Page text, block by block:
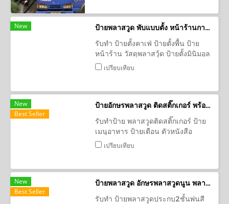
New
ป้ายพลาสวูด พับแบบตั้ง หน้าร้านกาแฟ ป้ายหน้าร้านคาเฟ่ ป้ายเมนูร้านอาหาร
รับทำ ป้ายตั้งคาเฟ่ ป้ายตั้งพื้น ป้าย
หน้าร้าน วัสดุพลาสวู้ด ป้ายตั้งมินิมอล
เป็นงานสติ๊กเกอร์ไดคัทติดพลาสวูด
ป้ายชื่อร้าน
เปรียบเทียบ
New
Best Seller
ป้ายอักษรพลาสวูด ติดสติ๊กเกอร์ พร้อมติดตั้ง ร้านเวียงนาคา ฟาร์ม
รับทำป้าย พลาสวูดติดสติ๊กเกอร์ ป้าย
เมนูอาหาร ป้ายเตือน ตัวหนังสือ
สำเร็จรูป ตัวอักษรป้ายร้าน รับผลิต
เปรียบเทียบ
New
Best Seller
ป้ายพลาสวูด อักษรพลาสวูดนูน พลาสวูด ซ้อน 2 ชั้น ทำสี
รับทำ ป้ายพลาสวูดประกบ2ชั้นพ่นสี